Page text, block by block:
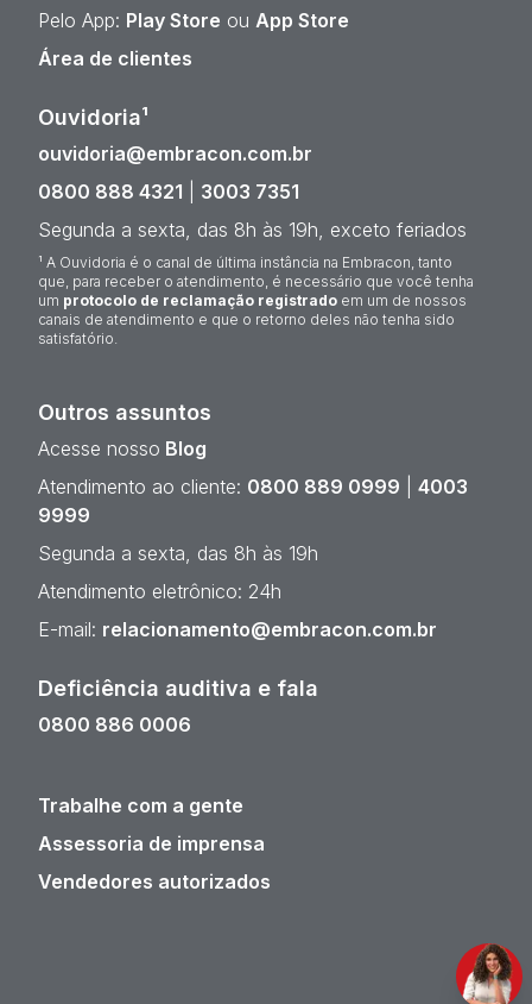
Pelo App: Play Store ou App Store
Área de clientes
Ouvidoria¹
ouvidoria@embracon.com.br
0800 888 4321
3003 7351
Segunda a sexta, das 8h às 19h, exceto feriados
¹ A Ouvidoria é o canal de última instância na Embracon, tanto
que, para receber o atendimento, é necessário que você tenha
um protocolo de reclamação registrado em um de nossos
canais de atendimento e que o retorno deles não tenha sido
satisfatório.
Outros assuntos
Acesse nosso Blog
Atendimento ao cliente: 0800 889 0999
4003
9999
Segunda a sexta, das 8h às 19h
Atendimento eletrônico: 24h
E-mail: relacionamento@embracon.com.br
Deficiência auditiva e fala
0800 886 0006
Trabalhe com a gente
Assessoria de imprensa
Vendedores autorizados